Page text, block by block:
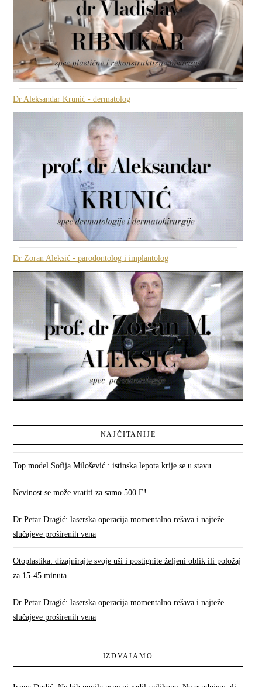
Dr Aleksandar Krunić - dermatolog
Dr Zoran Aleksić - parodontolog i implantolog
NAJČITANIJE
Top model Sofija Milošević : istinska lepota krije se u stavu
Nevinost se može vratiti za samo 500 E!
Dr Petar Dragić: laserska operacija momentalno rešava i najteže
slučajeve proširenih vena
Otoplastika: dizajnirajte svoje uši i postignite željeni oblik ili položaj
za 15-45 minuta
Dr Petar Dragić: laserska operacija momentalno rešava i najteže
slučajeve proširenih vena
IZDVAJAMO